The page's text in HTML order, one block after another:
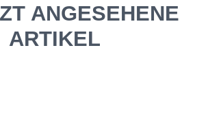
ANGESEHENE
ARTIKEL